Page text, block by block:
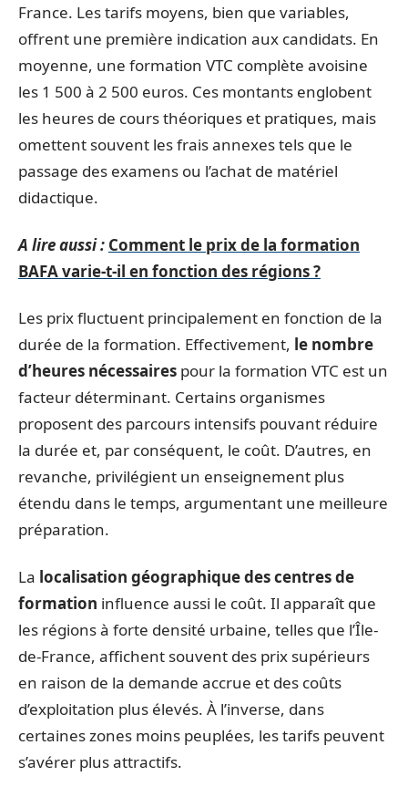
France. Les tarifs moyens, bien que variables,
offrent une première indication aux candidats. En
moyenne, une formation VTC complète avoisine
les 1 500 à 2 500 euros. Ces montants englobent
les heures de cours théoriques et pratiques, mais
omettent souvent les frais annexes tels que le
passage des examens ou l’achat de matériel
didactique.
A lire aussi : Comment le prix de la formation
BAFA varie-t-il en fonction des régions ?
Les prix fluctuent principalement en fonction de la
durée de la formation. Effectivement, le nombre
d’heures nécessaires pour la formation VTC est un
facteur déterminant. Certains organismes
proposent des parcours intensifs pouvant réduire
la durée et, par conséquent, le coût. D’autres, en
revanche, privilégient un enseignement plus
étendu dans le temps, argumentant une meilleure
préparation.
La localisation géographique des centres de
formation influence aussi le coût. Il apparaît que
les régions à forte densité urbaine, telles que l’Île-
de-France, affichent souvent des prix supérieurs
en raison de la demande accrue et des coûts
d’exploitation plus élevés. À l’inverse, dans
certaines zones moins peuplées, les tarifs peuvent
s’avérer plus attractifs.